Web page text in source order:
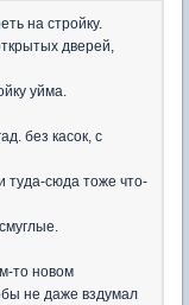
на стройку.
дверей,
уйма.
без касок, с
туда-сюда тоже что-
то новом
не даже вздумал